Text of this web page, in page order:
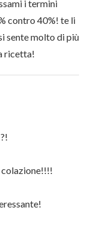
i termini
contro 40%! te li
sente molto di più
ricetta!
colazione!!!!